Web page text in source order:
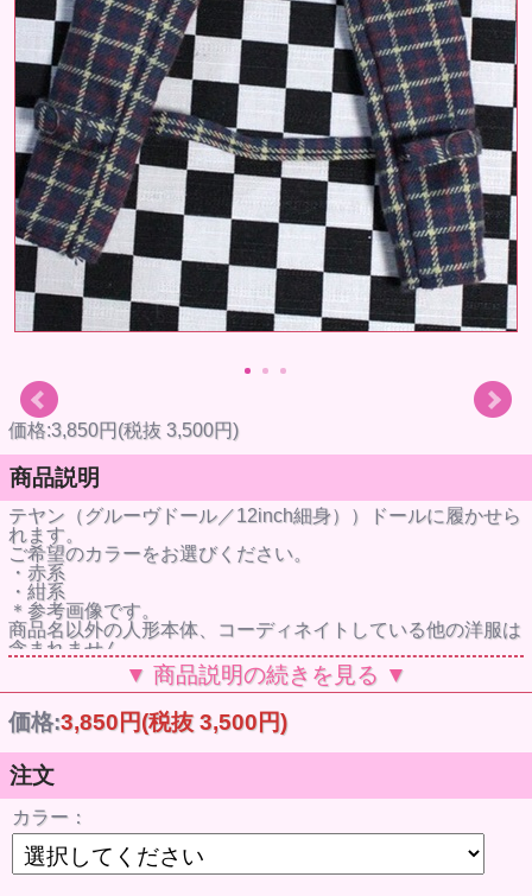
価格:3,850円(税抜 3,500円)
商品説明
テヤン（グルーヴドール／12inch細身））ドールに履かせら
れます。
ご希望のカラーをお選びください。
・赤系
・紺系
＊参考画像です。
商品名以外の人形本体、コーディネイトしている他の洋服は
含まれません。
▼ 商品説明の続きを見る ▼
価格:3,850円(税抜 3,500円)
注文
カラー：